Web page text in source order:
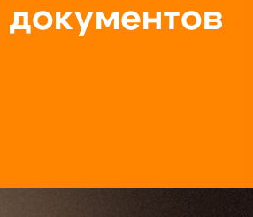
документов